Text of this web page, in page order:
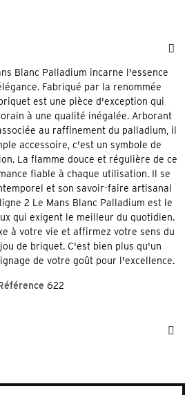
Blanc Palladium incarne l'essence
Fabriqué par la renommée
est une pièce d'exception qui
à une qualité inégalée. Arborant
au raffinement du palladium, il
accessoire, c'est un symbole de
La flamme douce et régulière de ce
fiable à chaque utilisation. Il se
et son savoir-faire artisanal
2 Le Mans Blanc Palladium est le
qui exigent le meilleur du quotidien.
à votre vie et affirmez votre sens du
de briquet. C'est bien plus qu'un
de votre goût pour l'excellence.
622